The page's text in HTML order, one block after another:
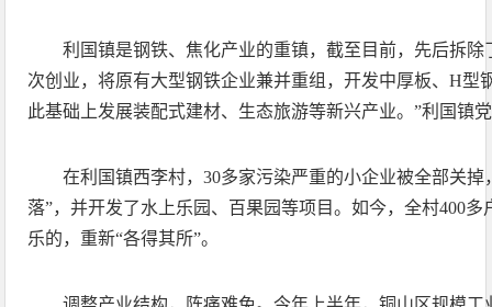
利国镇是钢铁、焦化产业的重镇，截至目前，先后拆除
次创业，将原有大型钢铁企业兼并重组，开发中厚板、H型
此基础上发展装配式建材、生态旅游等新兴产业。”利国镇
在利国镇西李村，30多家污染严重的小企业被全部关掉
落”，并开发了水上乐园、百果园等项目。如今，全村400
乐的，重新“各得其所”。